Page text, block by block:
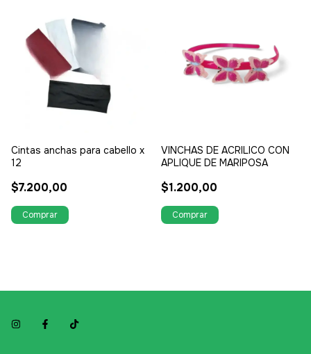
Cintas anchas para cabello x
12
$7.200,00
VINCHAS DE ACRILICO CON
APLIQUE DE MARIPOSA
$1.200,00